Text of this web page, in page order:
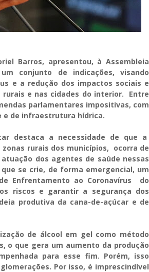
Barros, apresentou, à Assembleia
conjunto de indicações, visando
e a redução dos impactos sociais e
rurais e nas cidades do interior. Entre
parlamentares impositivas, com
e de infraestrutura hídrica.
destaca a necessidade de que a
rurais dos municípios, ocorra de
dos agentes de saúde nessas
se crie, de forma emergencial, um
Enfrentamento ao Coronavírus do
riscos e garantir a segurança dos
produtiva da cana-de-açúcar e de
de álcool em gel como método
o que gera um aumento da produção
para esse fim. Porém, isso
Por isso, é imprescindível